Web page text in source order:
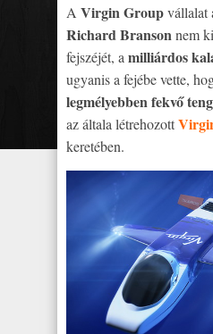
A Virgin Groupvállalat
Richard Bransonnem
fejszéjét, a milliárdos
ugyanis a fejébe vette,
legmélyebben fekvő
az általa létrehozott
keretében.